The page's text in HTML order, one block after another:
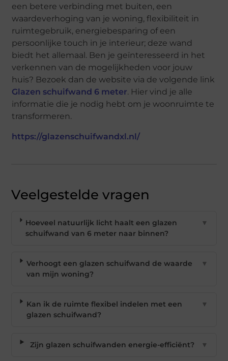
een betere verbinding met buiten, een
waardeverhoging van je woning, flexibiliteit in
ruimtegebruik, energiebesparing of een
persoonlijke touch in je interieur; deze wand
biedt het allemaal. Ben je geïnteresseerd in het
verkennen van de mogelijkheden voor jouw
huis? Bezoek dan de website via de volgende link
Glazen schuifwand 6 meter. Hier vind je alle
informatie die je nodig hebt om je woonruimte te
transformeren.
https://glazenschuifwandxl.nl/
Veelgestelde vragen
Hoeveel natuurlijk licht haalt een glazen
schuifwand van 6 meter naar binnen?
▼
Verhoogt een glazen schuifwand de waarde
van mijn woning?
▼
Kan ik de ruimte flexibel indelen met een
glazen schuifwand?
▼
Zijn glazen schuifwanden energie-efficiënt? ▼